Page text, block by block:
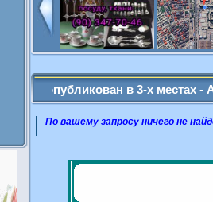
Продажа
опубликован в 3-х местах -
По вашему запросу ничего не